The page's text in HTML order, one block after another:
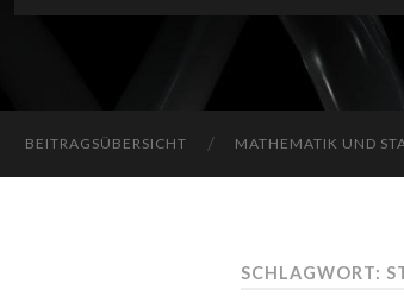
BEITRAGSÜBERSICHT MATHEMATIK UND
SCHLAGWORT: